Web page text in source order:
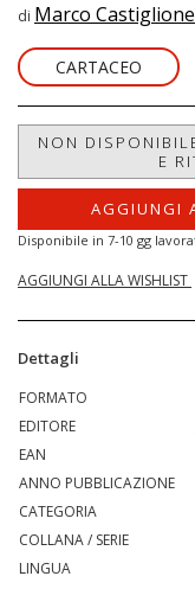
di Marco Castiglione
CARTACEO
NON
E
AGGIUNGI
Disponibile in 7-10 gg
AGGIUNGI ALLA WISHLIST
Dettagli
FORMATO
EDITORE
EAN
ANNO PUBBLICAZIONE
CATEGORIA
COLLANA / SERIE
LINGUA